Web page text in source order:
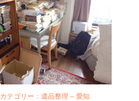
カテゴリー：遺品整理 – 愛知